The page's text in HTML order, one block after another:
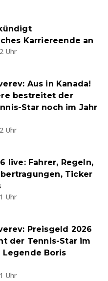
Karriereende an
Uhr
Aus in Kanada!
bestreitet der
Star noch im Jahr
Uhr
live: Fahrer, Regeln,
Ticker
Uhr
Preisgeld 2026
der Tennis-Star im
Boris
Uhr